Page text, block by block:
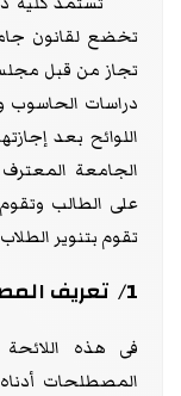
تخضع لقانون
تجاز من قبل
دراسات الحاسوب
اللوائح بعد
الجامعة المعترف
على الطالب
تقوم بتنوير
1/ تعريف المصطلحات:
فى هذه
المصطلحات